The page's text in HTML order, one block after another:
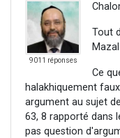
9011 réponses
Tout
Ce
halakhiquement
argument au sujet
63, 8 rapporté dans
pas question